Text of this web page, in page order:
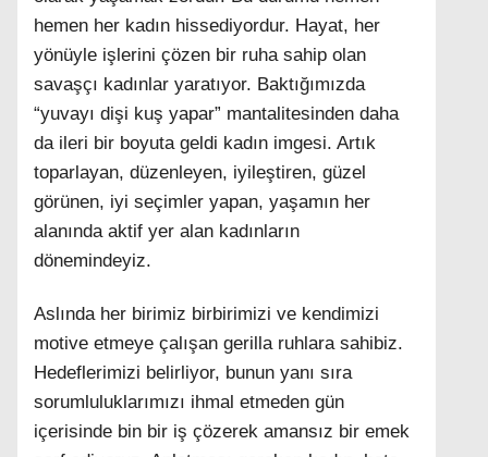
hemen her kadın hissediyordur. Hayat, her
yönüyle işlerini çözen bir ruha sahip olan
savaşçı kadınlar yaratıyor. Baktığımızda
“yuvayı dişi kuş yapar” mantalitesinden daha
da ileri bir boyuta geldi kadın imgesi. Artık
toparlayan, düzenleyen, iyileştiren, güzel
görünen, iyi seçimler yapan, yaşamın her
alanında aktif yer alan kadınların
dönemindeyiz.
Aslında her birimiz birbirimizi ve kendimizi
motive etmeye çalışan gerilla ruhlara sahibiz.
Hedeflerimizi belirliyor, bunun yanı sıra
sorumluluklarımızı ihmal etmeden gün
içerisinde bin bir iş çözerek amansız bir emek